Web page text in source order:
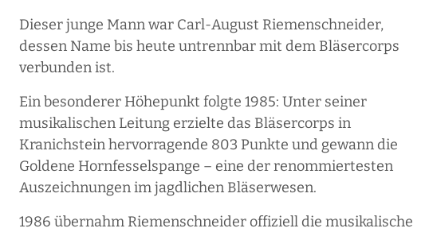
Dieser junge Mann war Carl-August Riemenschneider,
dessen Name bis heute untrennbar mit dem Bläsercorps
verbunden ist.
Ein besonderer Höhepunkt folgte 1985: Unter seiner
musikalischen Leitung erzielte das Bläsercorps in
Kranichstein hervorragende 803 Punkte und gewann die
Goldene Hornfesselspange – eine der renommiertesten
Auszeichnungen im jagdlichen Bläserwesen.
1986 übernahm Riemenschneider offiziell die musikalische